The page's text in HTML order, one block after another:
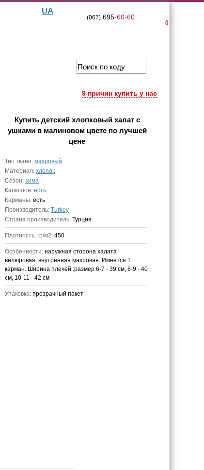
UA
0
(067)695-60-60
9 причин купить у нас
Купить детский хлопковый халат с
ушками в малиновом цветепо лучшей
цене
Тип ткани: махровый
Материал: хлопок
Сезон: зима
Капюшон: есть
Карманы: есть
Производитель: Turkey
Страна производитель: Турция
Плотность, гр/м2: 450
Особенности: наружная сторона халата
велюровая, внутренняя махровая. Имеется 1
карман. Ширина плечей :размер 6-7 - 39 см, 8-9 - 40
см, 10-11 - 42 см
Упаковка: прозрачный пакет